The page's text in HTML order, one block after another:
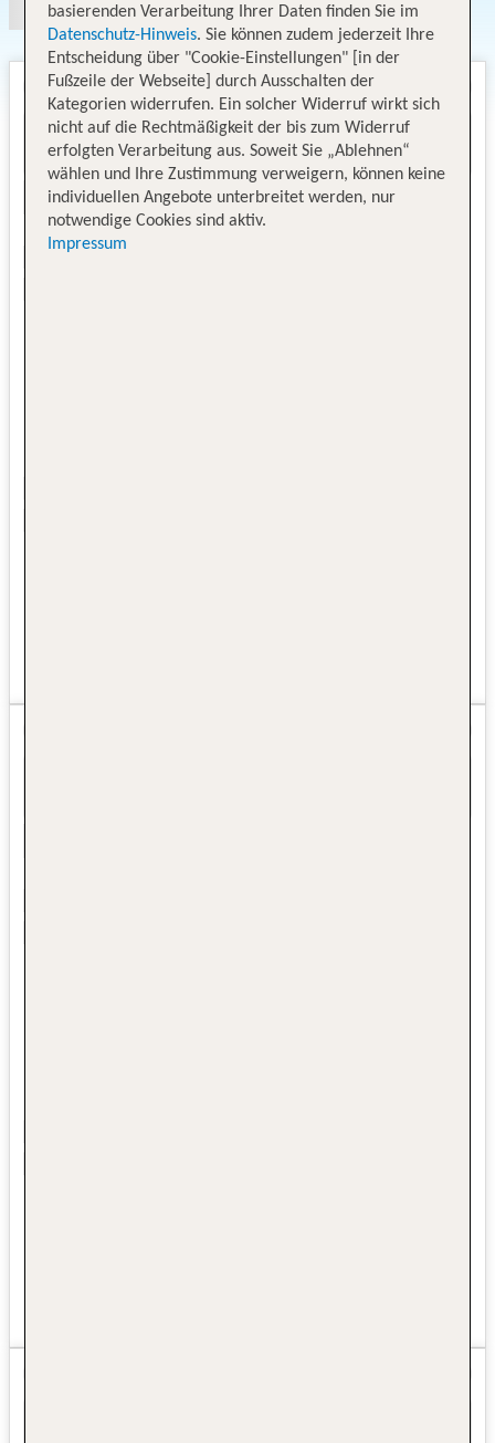
basierenden Verarbeitung Ihrer Daten finden Sie im
Datenschutz-Hinweis. Sie können zudem jederzeit Ihre
Entscheidung über "Cookie-Einstellungen" [in der
Fußzeile der Webseite] durch Ausschalten der
Kategorien widerrufen. Ein solcher Widerruf wirkt sich
nicht auf die Rechtmäßigkeit der bis zum Widerruf
erfolgten Verarbeitung aus. Soweit Sie „Ablehnen“
wählen und Ihre Zustimmung verweigern, können keine
individuellen Angebote unterbreitet werden, nur
notwendige Cookies sind aktiv.
Impressum